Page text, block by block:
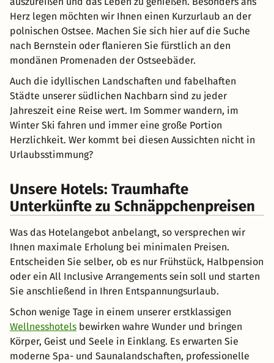
Herz legen möchten wir Ihnen einen Kurzurlaub an der
polnischen Ostsee. Machen Sie sich hier auf die Suche
nach Bernstein oder flanieren Sie fürstlich an den
mondänen Promenaden der Ostseebäder.
Auch die idyllischen Landschaften und fabelhaften
Städte unserer südlichen Nachbarn sind zu jeder
Jahreszeit eine Reise wert. Im Sommer wandern, im
Winter Ski fahren und immer eine große Portion
Herzlichkeit. Wer kommt bei diesen Aussichten nicht in
Urlaubsstimmung?
Unsere Hotels: Traumhafte
Unterkünfte zu Schnäppchenpreisen
Was das Hotelangebot anbelangt, so versprechen wir
Ihnen maximale Erholung bei minimalen Preisen.
Entscheiden Sie selber, ob es nur Frühstück, Halbpension
oder ein All Inclusive Arrangements sein soll und starten
Sie anschließend in Ihren Entspannungsurlaub.
Schon wenige Tage in einem unserer erstklassigen
Wellnesshotels bewirken wahre Wunder und bringen
Körper, Geist und Seele in Einklang. Es erwarten Sie
moderne Spa- und Saunalandschaften, professionelle